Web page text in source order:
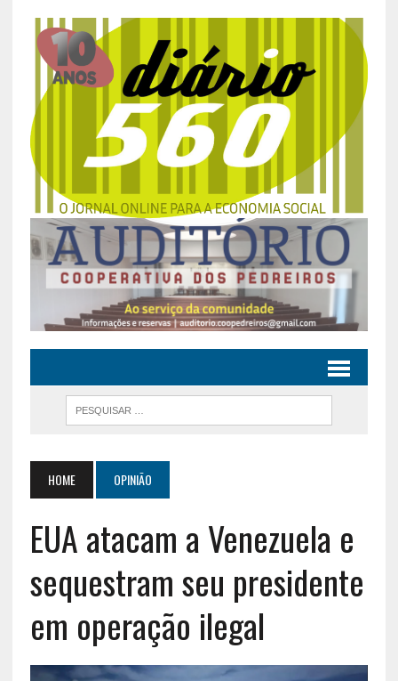
HOME OPINIÃO
EUA atacam a Venezuela e
sequestram seu presidente
em operação ilegal